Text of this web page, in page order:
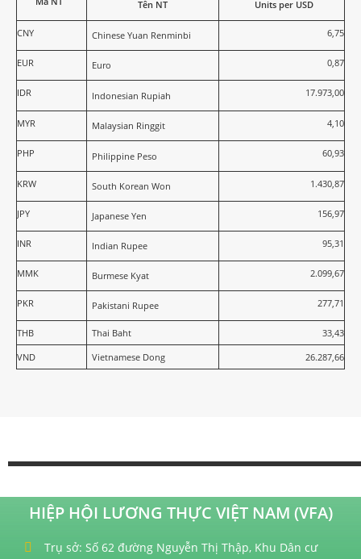
Tên NT Units per USD
CNY Chinese Yuan Renminbi 6,75
EUR Euro 0,87
IDR Indonesian Rupiah 17.973,00
MYR Malaysian Ringgit 4,10
PHP Philippine Peso 60,93
KRW South Korean Won 1.430,87
JPY Japanese Yen 156,97
INR Indian Rupee 95,31
MMK Burmese Kyat 2.099,67
PKR Pakistani Rupee 277,71
THB Thai Baht
33,43
VND
Vietnamese Dong 26.287,66
HIỆP HỘI LƯƠNG THỰC VIỆT NAM (VFA)
Trụ sở: Số 62 đường Nguyễn Thị Thập, Khu Dân cư